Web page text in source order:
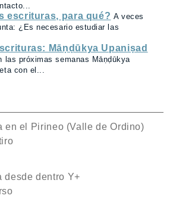
escrituras, para qué? A veces
¿Es necesario estudiar las
Māṇḍūkya Upaniṣad
las próximas semanas Māṇḍūkya
con el...
en el Pirineo (Valle de Ordino)
desde dentro Y+